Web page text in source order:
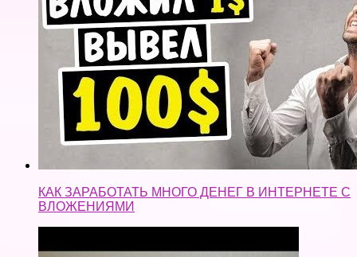
КАК ЗАРАБОТАТЬ МНОГО ДЕНЕГ В ИНТЕРНЕТЕ С
ВЛОЖЕНИЯМИ